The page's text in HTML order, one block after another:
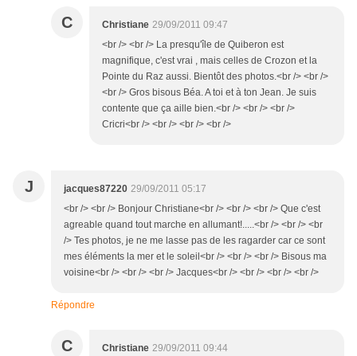
C Christiane 29/09/2011 09:47
<br /> <br /> La presqu'île de Quiberon est
magnifique, c'est vrai , mais celles de Crozon et la
Pointe du Raz aussi. Bientôt des photos.<br /> <br />
<br /> Gros bisous Béa. A toi et à ton Jean. Je suis
contente que ça aille bien.<br /> <br /> <br />
Cricri<br /> <br /> <br /> <br />
J jacques87220 29/09/2011 05:17
<br /> <br /> Bonjour Christiane<br /> <br /> <br /> Que c'est
agreable quand tout marche en allumant!.....<br /> <br /> <br
/> Tes photos, je ne me lasse pas de les ragarder car ce sont
mes éléments la mer et le soleil<br /> <br /> <br /> Bisous ma
voisine<br /> <br /> <br /> Jacques<br /> <br /> <br /> <br />
Répondre
C Christiane 29/09/2011 09:44